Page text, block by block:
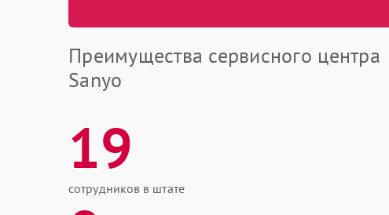
Преимущества сервисного центра
Sanyo
19
сотрудников в штате